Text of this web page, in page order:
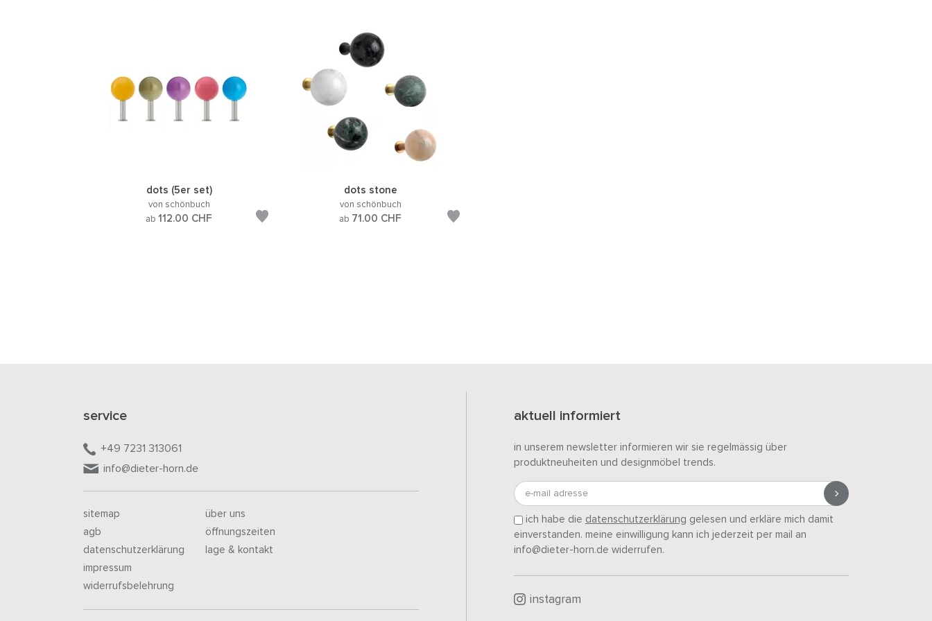
dots (5er set)
von schönbuch
ab 112.00 CHF
dots stone
von schönbuch
ab 71.00 CHF
service
+49 7231 313061
info@dieter-horn.de
sitemap
agb
datenschutzerklärung
impressum
widerrufsbelehrung
über uns
öffnungszeiten
lage & kontakt
aktuell informiert
in unserem newsletter informieren wir sie regelmässig über
produktneuheiten und designmöbel trends.
e-mail adresse
ich habe die datenschutzerklärung gelesen und erkläre mich damit
einverstanden. meine einwilligung kann ich jederzeit per mail an
info@dieter-horn.de widerrufen.
instagram